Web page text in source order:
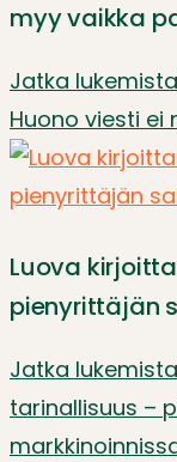
myy vaikka
Jatka lukemista
Huono viesti ei
Luova
pienyrittäjän
Jatka lukemista
tarinallisuus –